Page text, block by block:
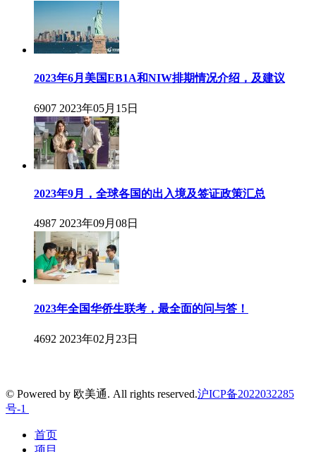
2023年6月美国EB1A和NIW排期情况介绍，及建议
6907 2023年05月15日
2023年9月，全球各国的出入境及签证政策汇总
4987 2023年09月08日
2023年全国华侨生联考，最全面的问与答！
4692 2023年02月23日
© Powered by 欧美通. All rights reserved.沪ICP备2022032285
号-1
首页
项目